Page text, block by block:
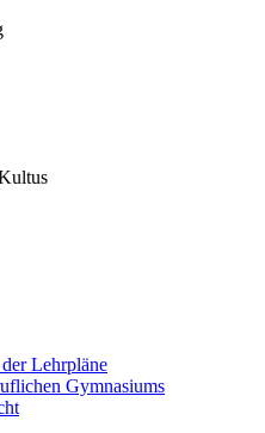
Lehrpläne
Gymnasiums